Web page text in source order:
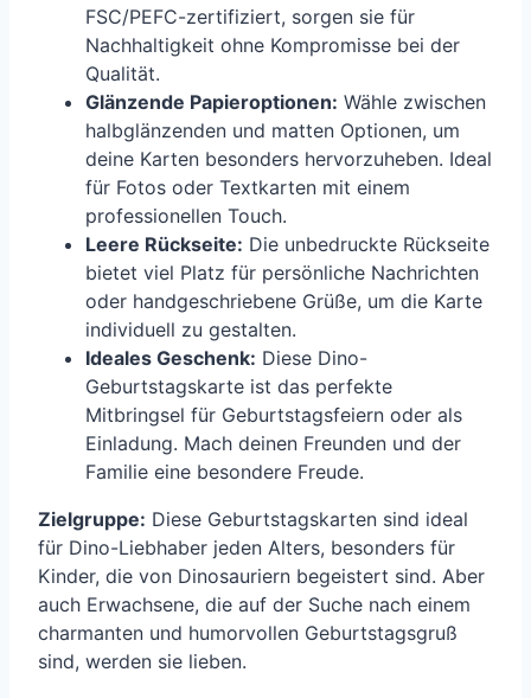
FSC/PEFC-zertifiziert, sorgen sie für
Nachhaltigkeit ohne Kompromisse bei der
Qualität.
Glänzende Papieroptionen: Wähle zwischen
halbglänzenden und matten Optionen, um
deine Karten besonders hervorzuheben. Ideal
für Fotos oder Textkarten mit einem
professionellen Touch.
Leere Rückseite: Die unbedruckte Rückseite
bietet viel Platz für persönliche Nachrichten
oder handgeschriebene Grüße, um die Karte
individuell zu gestalten.
Ideales Geschenk: Diese Dino-
Geburtstagskarte ist das perfekte
Mitbringsel für Geburtstagsfeiern oder als
Einladung. Mach deinen Freunden und der
Familie eine besondere Freude.
Zielgruppe: Diese Geburtstagskarten sind ideal
für Dino-Liebhaber jeden Alters, besonders für
Kinder, die von Dinosauriern begeistert sind. Aber
auch Erwachsene, die auf der Suche nach einem
charmanten und humorvollen Geburtstagsgruß
sind, werden sie lieben.